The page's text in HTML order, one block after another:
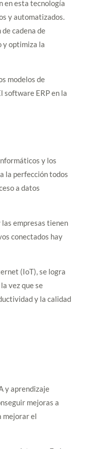
en esta tecnología
y automatizados.
cadena de
y optimiza la
modelos de
software ERP en la
y los
la perfección todos
a datos
empresas tienen
conectados hay
(IoT), se logra
vez que se
y la calidad
y aprendizaje
mejoras a
mejorar el